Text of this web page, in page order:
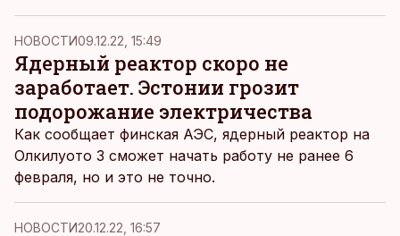
весьма сильны. Проблемы могут вызвать и
непредсказуемые решения России, и финская
атомная станция Олкилуото, которая должна
заработать, но может и не сделать этого.
НОВОСТИ09.12.22, 15:49
Ядерный реактор скоро не
заработает. Эстонии грозит
подорожание электричества
Как сообщает финская АЭС, ядерный реактор на
Олкилуото 3 сможет начать работу не ранее 6
февраля, но и это не точно.
НОВОСТИ20.12.22, 16:57